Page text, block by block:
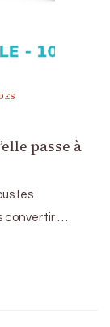
passe à
les
convertir …